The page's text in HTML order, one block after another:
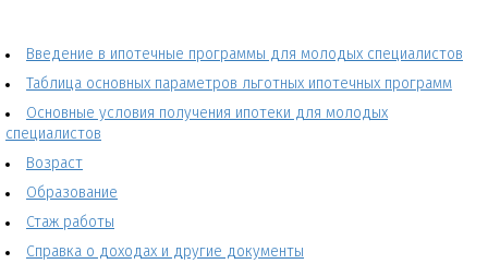
Введение в ипотечные программы для молодых специалистов
Таблица основных параметров льготных ипотечных программ
Основные условия получения ипотеки для молодых
специалистов
Возраст
Образование
Стаж работы
Справка о доходах и другие документы